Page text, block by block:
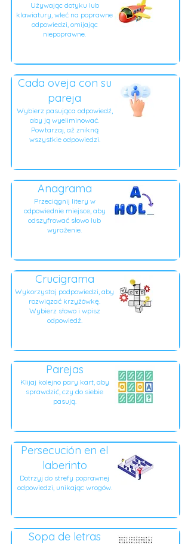
Używając dotyku lub
klawiatury, wleć na poprawne
odpowiedzi, omijając
niepoprawne.
Cada oveja con su
pareja
Wybierz pasująca odpowiedź,
aby ją wyeliminować.
Powtarzaj, aż znikną
wszystkie odpowiedzi.
Anagrama
Przeciągnij litery w
odpowiednie miejsce, aby
odszyfrować słowo lub
wyrażenie.
Crucigrama
Wykorzystaj podpowiedzi, aby
rozwiązać krzyżówkę.
Wybierz słowo i wpisz
odpowiedź.
Parejas
Klijaj kolejno pary kart, aby
sprawdzić, czy do siebie
pasują.
Persecución en el
laberinto
Dotrzyj do strefy poprawnej
odpowiedzi, unikając wrogów.
Sopa de letras